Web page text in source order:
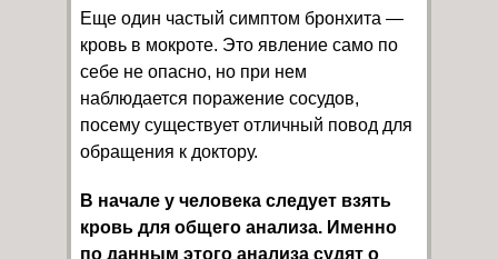
Еще один частый симптом бронхита —
кровь в мокроте. Это явление само по
себе не опасно, но при нем
наблюдается поражение сосудов,
посему существует отличный повод для
обращения к доктору.
В начале у человека следует взять
кровь для общего анализа. Именно
по данным этого анализа судят о